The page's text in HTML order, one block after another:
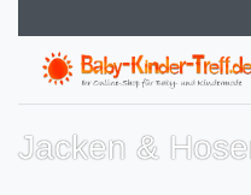
Jacken &